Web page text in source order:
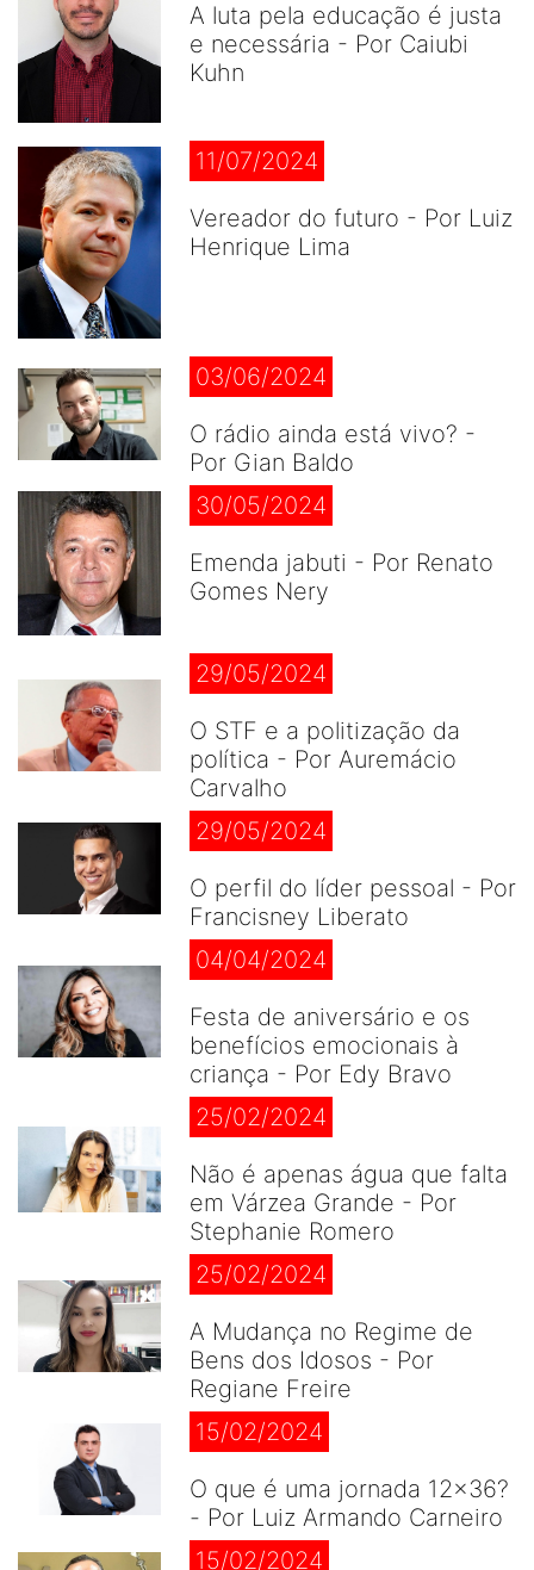
A luta pela educação é justa
e necessária - Por Caiubi
Kuhn
11/07/2024
Vereador do futuro - Por Luiz
Henrique Lima
03/06/2024
O rádio ainda está vivo? -
Por Gian Baldo
30/05/2024
Emenda jabuti - Por Renato
Gomes Nery
29/05/2024
O STF e a politização da
política - Por Auremácio
Carvalho
29/05/2024
O perfil do líder pessoal - Por
Francisney Liberato
04/04/2024
Festa de aniversário e os
benefícios emocionais à
criança - Por Edy Bravo
25/02/2024
Não é apenas água que falta
em Várzea Grande - Por
Stephanie Romero
25/02/2024
A Mudança no Regime de
Bens dos Idosos - Por
Regiane Freire
15/02/2024
O que é uma jornada 12×36?
- Por Luiz Armando Carneiro
15/02/2024